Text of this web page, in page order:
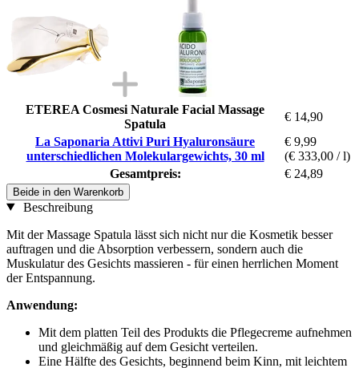
ETEREA Cosmesi Naturale Facial Massage
Spatula
€ 14,90
La Saponaria Attivi Puri Hyaluronsäure
unterschiedlichen Molekulargewichts, 30 ml
€ 9,99
(€ 333,00 / l)
Gesamtpreis:
€ 24,89
Beide in den Warenkorb
Beschreibung
Mit der Massage Spatula lässt sich nicht nur die Kosmetik besser
auftragen und die Absorption verbessern, sondern auch die
Muskulatur des Gesichts massieren - für einen herrlichen Moment
der Entspannung.
Anwendung:
Mit dem platten Teil des Produkts die Pflegecreme aufnehmen
und gleichmäßig auf dem Gesicht verteilen.
Eine Hälfte des Gesichts, beginnend beim Kinn, mit leichtem